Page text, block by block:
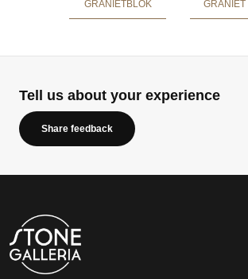
GRANIETBLOK
GRANIET
Tell us about your experience
Share feedback